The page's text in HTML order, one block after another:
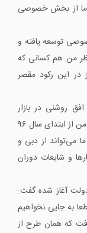
ما از بخش خصوصی
توسعه یافته و
من هم کسانی که
در این رکود مقصر
روشنی در بازار
مسکن در سال 96 را رقم خواهد زد، افزود: به نظر من از ابتدای سال 96
می‌تواند از دبی و
و شایعات دوران
آغاز شده گفت:
به جایی نخواهیم
که همان طرح از